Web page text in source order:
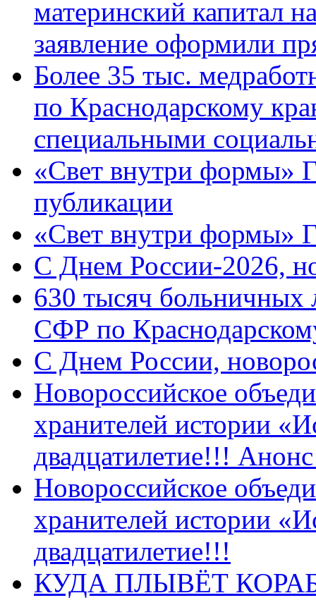
материнский капитал
заявление оформили
Более 35 тыс.
по Краснодарскому
специальными
«Свет внутри формы»
публикации
«Свет внутри формы»
C Днем России-2026,
630 тысяч больничных
СФР по
C Днем России,
Новороссийское
хранителей истории
двадцатилетие!!!
Новороссийское
хранителей истории
двадцатилетие!!!
КУДА ПЛЫВЁТ